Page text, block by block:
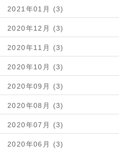
2021年01月 (3)
2020年12月 (3)
2020年11月 (3)
2020年10月 (3)
2020年09月 (3)
2020年08月 (3)
2020年07月 (3)
2020年06月 (3)